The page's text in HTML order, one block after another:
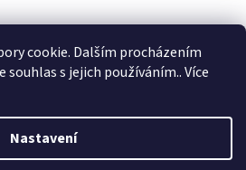
cookie. Dalším procházením
s jejich používáním.. Více
Nastavení
0KS /0 KČ
Vytvořil Shoptet